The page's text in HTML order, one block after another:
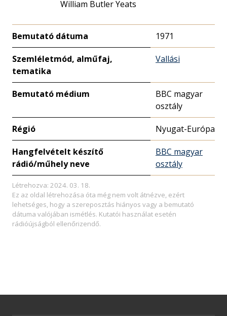
William Butler Yeats
Bemutató dátuma 1971
Szemléletmód, alműfaj,
tematika
Vallási
Bemutató médium
BBC magyar
osztály
Régió Nyugat-Európa
Hangfelvételt készítő
rádió/műhely neve
BBC magyar
osztály
Létrehozva: 2024. 03. 18.
Ez az oldal létrehozása óta még nem volt átnézve, ezért
lehetséges, hogy a szereposztás hiányos vagy a bemutató
dátuma valójában ismétlés. Kutatói használat esetén
rádióújságból ellenőrizendő.